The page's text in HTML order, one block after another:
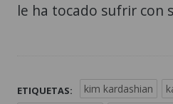
le ha tocado sufrir con
ETIQUETAS: kim kardashian